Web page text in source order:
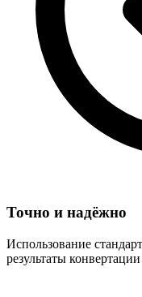
Точно и надёжно
Использование
результаты